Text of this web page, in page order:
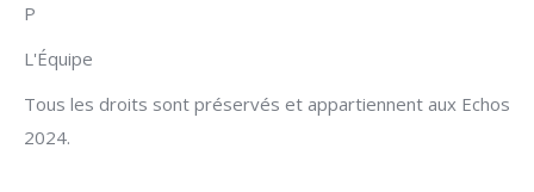
P
L'Équipe
Tous les droits sont préservés et appartiennent aux Echos
2024.